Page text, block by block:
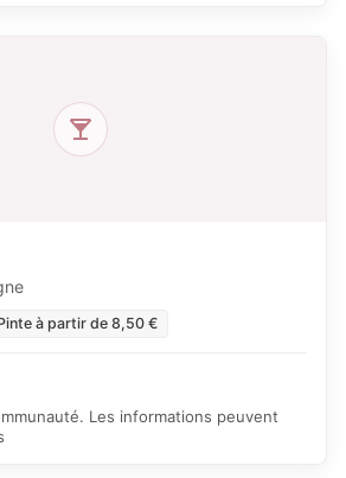
à partir de 8,50 €
Les informations peuvent